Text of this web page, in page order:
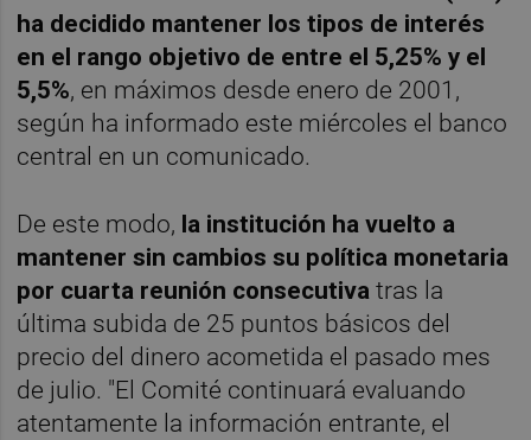
ha decidido mantener los tipos de interés
en el rango objetivo de entre el 5,25% y el
5,5%, en máximos desde enero de 2001,
según ha informado este miércoles el banco
central en un comunicado.
De este modo, la institución ha vuelto a
mantener sin cambios su política monetaria
por cuarta reunión consecutiva tras la
última subida de 25 puntos básicos del
precio del dinero acometida el pasado mes
de julio. "El Comité continuará evaluando
atentamente la información entrante, el